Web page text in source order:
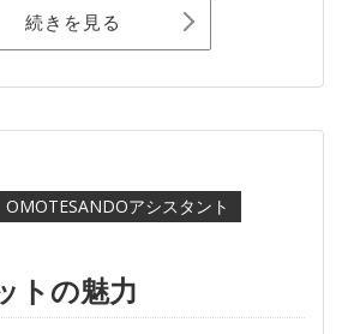
続きを見る
OMOTESANDOアシスタント
トの魅力